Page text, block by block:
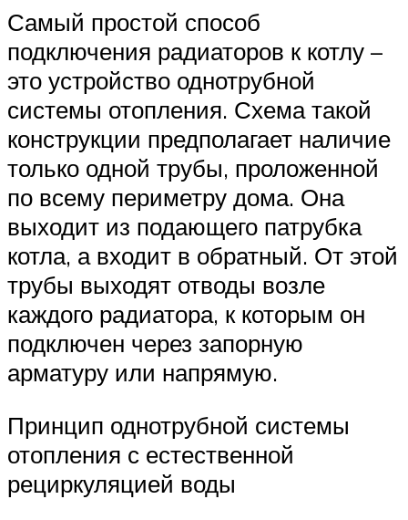
Самый простой способ
подключения радиаторов к котлу –
это устройство однотрубной
системы отопления. Схема такой
конструкции предполагает наличие
только одной трубы, проложенной
по всему периметру дома. Она
выходит из подающего патрубка
котла, а входит в обратный. От этой
трубы выходят отводы возле
каждого радиатора, к которым он
подключен через запорную
арматуру или напрямую.
Принцип однотрубной системы
отопления с естественной
рециркуляцией воды